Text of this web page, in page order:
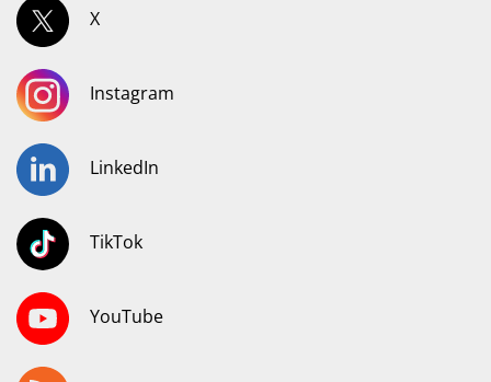
X
Instagram
LinkedIn
TikTok
YouTube